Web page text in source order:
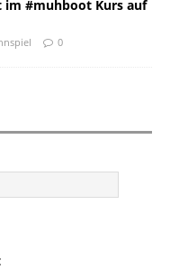
im #muhboot Kurs auf
0